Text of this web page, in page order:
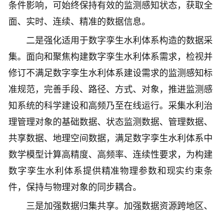
条件影响，可始终保持有效的监测感知状态，获取全
面、实时、连续、精准的数据信息。
二是强化适用于数字孪生水利体系构造的数据采
集。面向和聚焦构建数字孪生水利体系需求，检视并
修订不满足数字孪生水利体系建设需求的监测感知标
准规范，完善手段、路径、方式、对象，推进监测感
知系统的科学建设和高频乃至在线运行。采集水利治
理管理对象的基础数据、状态监测数据、管理数据、
共享数据、地理空间数据，满足数字孪生水利体系中
数学模型计算高精度、高频率、连续性要求，为构建
数字孪生水利体系提供精准物理参数和现实约束条
件，保持与物理对象的同步耦合。
三是加强数据归集共享。加强数据资源跨地区、